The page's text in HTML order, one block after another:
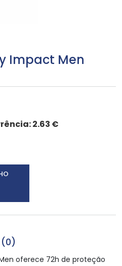
Impact Men
2.63 €
oferece 72h de proteção